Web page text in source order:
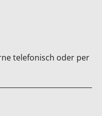
telefonisch oder per